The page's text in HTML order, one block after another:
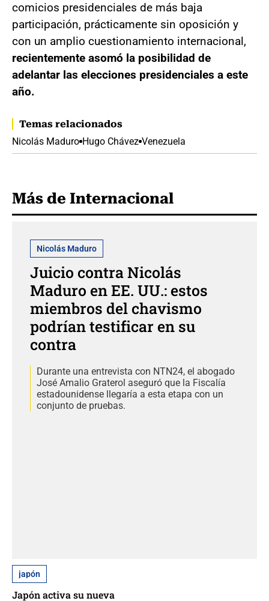
comicios presidenciales de más baja
participación, prácticamente sin oposición y
con un amplio cuestionamiento internacional,
recientemente asomó la posibilidad de
adelantar las elecciones presidenciales a este
año.
Temas relacionados
Nicolás Maduro Hugo Chávez Venezuela
Más de Internacional
Nicolás Maduro
Juicio contra Nicolás
Maduro en EE. UU.: estos
miembros del chavismo
podrían testificar en su
contra
Durante una entrevista con NTN24, el abogado
José Amalio Graterol aseguró que la Fiscalía
estadounidense llegaría a esta etapa con un
conjunto de pruebas.
japón
Japón activa su nueva